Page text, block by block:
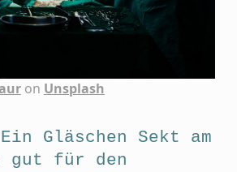
on Unsplash
Gläschen Sekt am
gut für den